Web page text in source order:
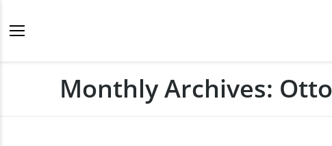
Monthly Archives: